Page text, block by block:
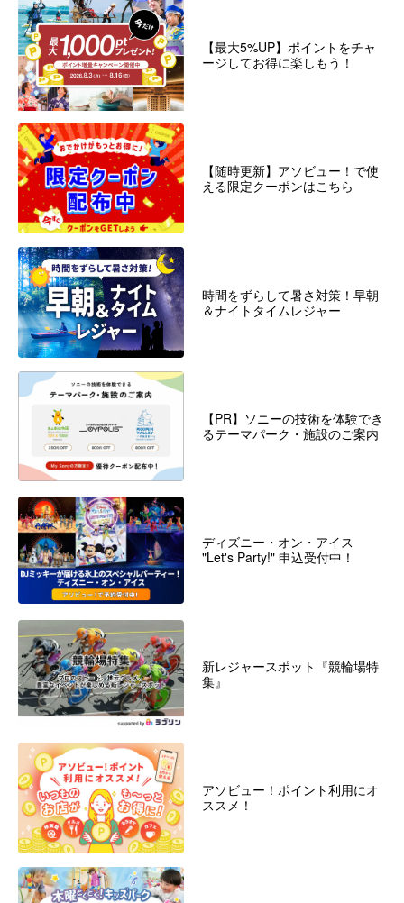
【最大5%UP】ポイントをチャ
ージしてお得に楽しもう！
【随時更新】アソビュー！で使
える限定クーポンはこちら
時間をずらして暑さ対策！早朝
＆ナイトタイムレジャー
【PR】ソニーの技術を体験でき
るテーマパーク・施設のご案内
ディズニー・オン・アイス
"Let's Party!" 申込受付中！
新レジャースポット『競輪場特
集』
アソビュー！ポイント利用にオ
ススメ！